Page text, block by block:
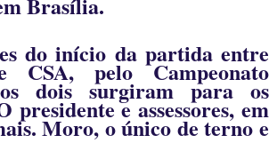
do início da partida entre
CSA, pelo Campeonato
dois surgiram para os
presidente e assessores, em
Moro, o único de terno e